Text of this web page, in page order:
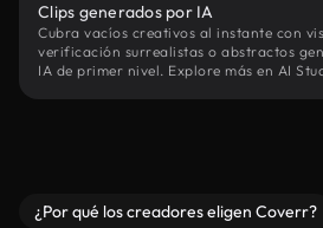
Clips generados por IA
Cubra vacíos creativos al instante con
verificación surrealistas o abstractos
IA de primer nivel. Explore más en AI
¿Por qué los creadores eligen Coverr?